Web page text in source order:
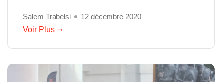
Salem Trabelsi
12 décembre 2020
Voir Plus